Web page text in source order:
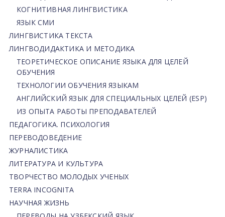
КОГНИТИВНАЯ ЛИНГВИСТИКА
ЯЗЫК СМИ
ЛИНГВИСТИКА ТЕКСТА
ЛИНГВОДИДАКТИКА И МЕТОДИКА
ТЕОРЕТИЧЕСКОЕ ОПИСАНИЕ ЯЗЫКА ДЛЯ ЦЕЛЕЙ
ОБУЧЕНИЯ
ТЕХНОЛОГИИ ОБУЧЕНИЯ ЯЗЫКАМ
АНГЛИЙСКИЙ ЯЗЫК ДЛЯ СПЕЦИАЛЬНЫХ ЦЕЛЕЙ (ESP)
ИЗ ОПЫТА РАБОТЫ ПРЕПОДАВАТЕЛЕЙ
ПЕДАГОГИКА. ПСИХОЛОГИЯ
ПЕРЕВОДОВЕДЕНИЕ
ЖУРНАЛИСТИКА
ЛИТЕРАТУРА И КУЛЬТУРА
ТВОРЧЕСТВО МОЛОДЫХ УЧЕНЫХ
TERRA INCOGNITA
НАУЧНАЯ ЖИЗНЬ